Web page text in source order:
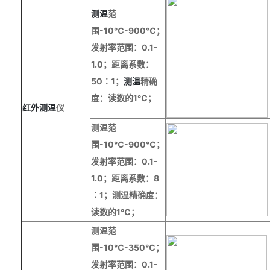
红外测温仪
测温范
围-10℃-900℃；
发射率范围： 0.1-
1.0；距离系数：
50 ︰ 1； 测温精确
度：读数的1℃；
测温范
围-10℃-900℃；
发射率范围： 0.1-
1.0；距离系数： 8
︰ 1；测温精确度：
读数的1℃；
测温范
围-10℃-350℃；
发射率范围： 0.1-